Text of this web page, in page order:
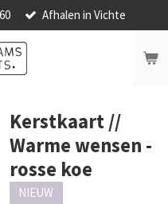
Afhalen in Vichte
Kerstkaart //
Warme wensen -
rosse koe
NIEUW